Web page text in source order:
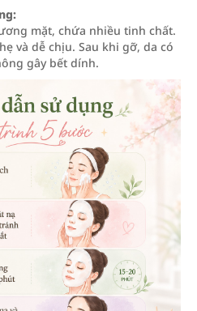
mặt, chứa nhiều tinh chất.
và dễ chịu. Sau khi gỡ, da có
gây bết dính.